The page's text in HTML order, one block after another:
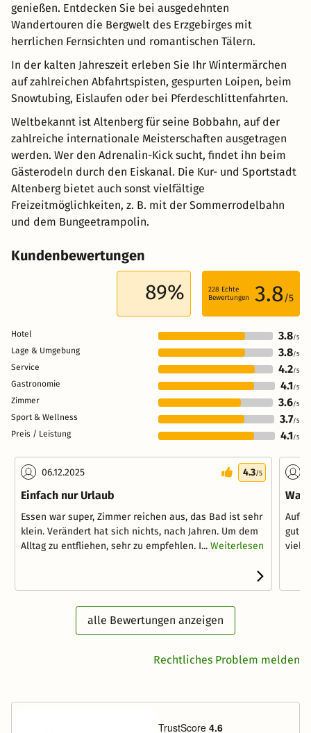
genießen. Entdecken Sie bei ausgedehnten
Wandertouren die Bergwelt des Erzgebirges mit
herrlichen Fernsichten und romantischen Tälern.
In der kalten Jahreszeit erleben Sie Ihr Wintermärchen
auf zahlreichen Abfahrtspisten, gespurten Loipen, beim
Snowtubing, Eislaufen oder bei Pferdeschlittenfahrten.
Weltbekannt ist Altenberg für seine Bobbahn, auf der
zahlreiche internationale Meisterschaften ausgetragen
werden. Wer den Adrenalin-Kick sucht, findet ihn beim
Gästerodeln durch den Eiskanal. Die Kur- und Sportstadt
Altenberg bietet auch sonst vielfältige
Freizeitmöglichkeiten, z. B. mit der Sommerrodelbahn
und dem Bungeetrampolin.
Kundenbewertungen
89% 228 Echte
Bewertungen
3.8/5
Hotel 3.8/5
Lage & Umgebung 3.8/5
Service 4.2/5
Gastronomie 4.1/5
Zimmer 3.6/5
Sport & Wellness 3.7/5
Preis / Leistung 4.1/5
06.12.2025 4.3/5
Einfach nur Urlaub
Essen war super, Zimmer reichen aus, das Bad ist sehr
klein. Verändert hat sich nichts, nach Jahren. Um dem
Alltag zu entfliehen, sehr zu empfehlen. I... Weiterlesen
War
gut
viele
alle Bewertungen anzeigen
Rechtliches Problem melden